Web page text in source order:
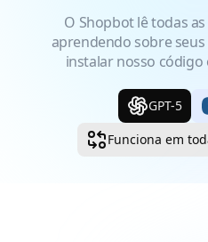
O Shopbot lê todas
aprendendo sobre
instalar nosso código
GPT-5
Funciona em